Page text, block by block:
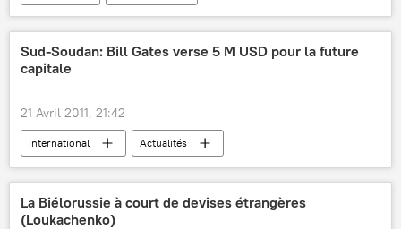
Sud-Soudan: Bill Gates verse 5 M USD pour la future
capitale
21 Avril 2011, 21:42
International Actualités
La Biélorussie à court de devises étrangères
(Loukachenko)